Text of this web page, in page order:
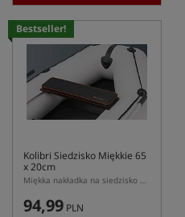
Bestseller!
Kolibri Siedzisko Miękkie 65
x 20cm
Miękka nakładka na siedzisko do pontonu Kolibri
94,99 PLN